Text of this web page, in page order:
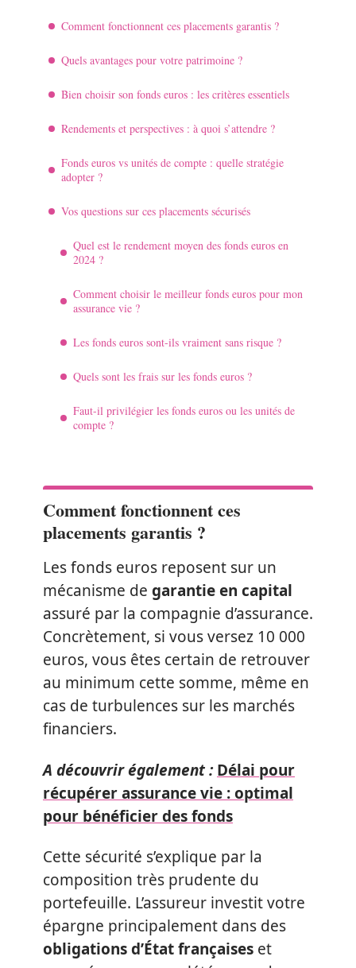
Comment fonctionnent ces placements garantis ?
Quels avantages pour votre patrimoine ?
Bien choisir son fonds euros : les critères essentiels
Rendements et perspectives : à quoi s’attendre ?
Fonds euros vs unités de compte : quelle stratégie
adopter ?
Vos questions sur ces placements sécurisés
Quel est le rendement moyen des fonds euros en
2024 ?
Comment choisir le meilleur fonds euros pour mon
assurance vie ?
Les fonds euros sont-ils vraiment sans risque ?
Quels sont les frais sur les fonds euros ?
Faut-il privilégier les fonds euros ou les unités de
compte ?
Comment fonctionnent ces
placements garantis ?
Les fonds euros reposent sur un
mécanisme de garantie en capital
assuré par la compagnie d’assurance.
Concrètement, si vous versez 10 000
euros, vous êtes certain de retrouver
au minimum cette somme, même en
cas de turbulences sur les marchés
financiers.
A découvrir également : Délai pour
récupérer assurance vie : optimal
pour bénéficier des fonds
Cette sécurité s’explique par la
composition très prudente du
portefeuille. L’assureur investit votre
épargne principalement dans des
obligations d’État françaises et